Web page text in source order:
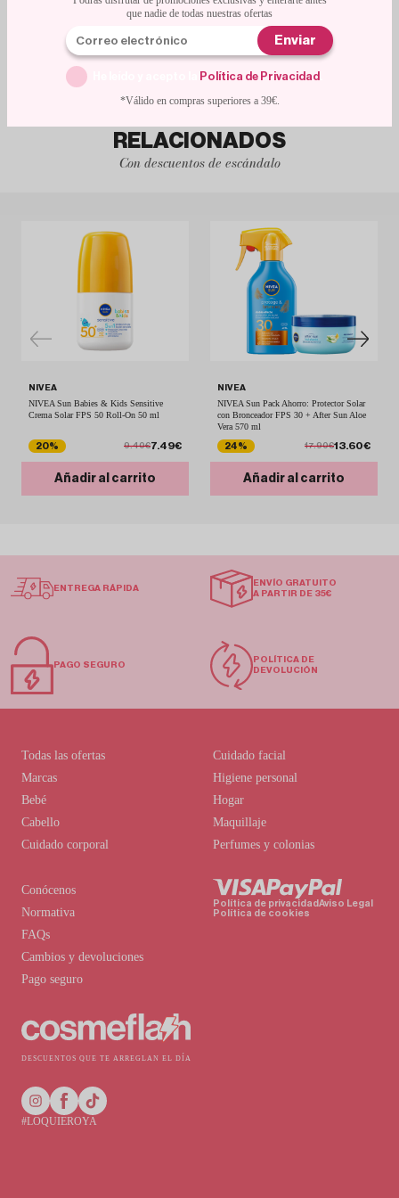
usarla incluso sobre la ropa o el maquillaje. Además de protegerte contra los rayos
UVA y UVB, hidrata intensamente gracias al aloe vera y la glicerina, dejando tu piel
suave y fresca. Es apta para todo tipo de piel, incluso las más sensibles, y perfecta
para quienes buscan protección alta, hidratación y practicidad en un solo producto.
Su formato en spray la hace ideal para usar en cualquier momento y lugar, sin
necesidad de extender con las manos. ¡Dile adiós a las excusas y disfruta del sol con
seguridad y estilo!
MÁS PRODUCTOS
RELACIONADOS
Con descuentos de escándalo
NIVEA
NIVEA Sun Babies & Kids Sensitive
Crema Solar FPS 50 Roll-On 50 ml
20% 9.40€7.49€
Añadir al carrito
NIVEA
NIVEA Sun Pack Ahorro: Protector Solar
con Bronceador FPS 30 + After Sun Aloe
Vera 570 ml
24%
17.90€13.60€
Añadir al carrito
ENTREGA RÁPIDA
ENVÍO GRATUITO
A PARTIR DE 35€
PAGO SEGURO
POLÍTICA DE
DEVOLUCIÓN
DESCUENTOS QUE TE ARREGLAN EL DÍA
Conócenos
Normativa
FAQs
Cambios y devoluciones
Pago seguro
Todas las ofertas
Marcas
Bebé
Cabello
Cuidado corporal
Cuidado facial
Higiene personal
Hogar
Maquillaje
Perfumes y colonias
Política de privacidadAviso Legal
Política de cookies
#LOQUIEROYA
que nadie de todas nuestras ofertas
Enviar
Política de Privacidad
*Válido en compras superiores a 39€.